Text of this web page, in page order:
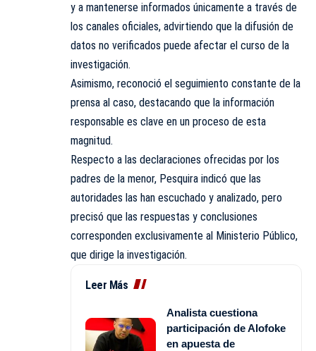
y a mantenerse informados únicamente a través de
los canales oficiales, advirtiendo que la difusión de
datos no verificados puede afectar el curso de la
investigación.
Asimismo, reconoció el seguimiento constante de la
prensa al caso, destacando que la información
responsable es clave en un proceso de esta
magnitud.
Respecto a las declaraciones ofrecidas por los
padres de la menor, Pesquira indicó que las
autoridades las han escuchado y analizado, pero
precisó que las respuestas y conclusiones
corresponden exclusivamente al Ministerio Público,
que dirige la investigación.
Leer Más
Analista cuestiona
participación de Alofoke
en apuesta de